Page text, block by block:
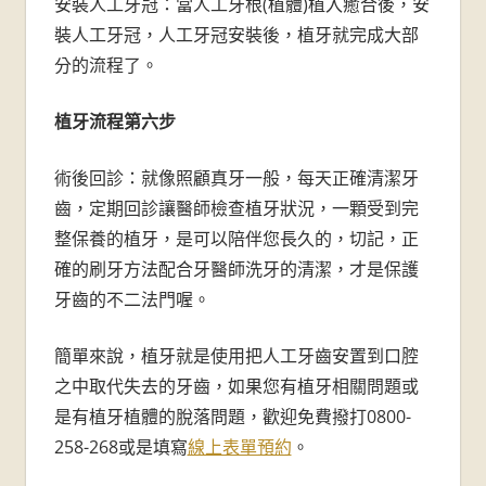
裝人工牙冠，人工牙冠安裝後，植牙就完成大部
分的流程了。
植牙流程第六步
術後回診：就像照顧真牙一般，每天正確清潔牙
齒，定期回診讓醫師檢查植牙狀況，一顆受到完
整保養的植牙，是可以陪伴您長久的，切記，正
確的刷牙方法配合牙醫師洗牙的清潔，才是保護
牙齒的不二法門喔。
簡單來說，植牙就是使用把人工牙齒安置到口腔
之中取代失去的牙齒，如果您有植牙相關問題或
是有植牙植體的脫落問題，歡迎免費撥打0800-
258-268或是填寫線上表單預約 。